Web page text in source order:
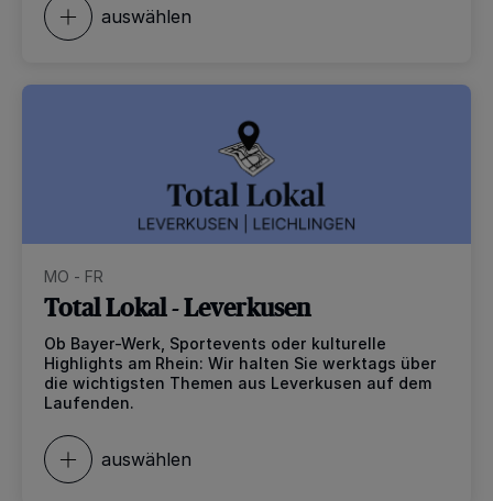
auswählen
MO - FR
Total Lokal - Leverkusen
Ob Bayer-Werk, Sportevents oder kulturelle
Highlights am Rhein: Wir halten Sie werktags über
die wichtigsten Themen aus Leverkusen auf dem
Laufenden.
auswählen